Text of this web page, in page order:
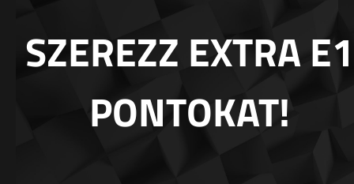
SZEREZZ EXTRA E1
PONTOKAT!